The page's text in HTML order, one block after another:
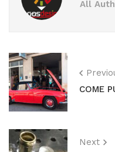
All
COME
Next